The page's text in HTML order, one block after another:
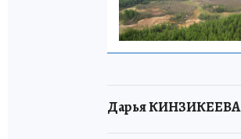
Дарья КИНЗИКЕЕВА